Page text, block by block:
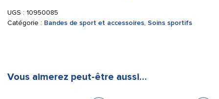
UGS : 10950085
Catégorie : Bandes de sport et accessoires, Soins sportifs
Vous aimerez peut-être aussi…